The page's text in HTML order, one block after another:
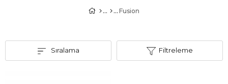
Fusion
Filtreleme
Sıralama